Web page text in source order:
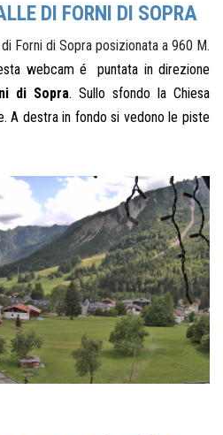
DI FORNI DI SOPRA
Forni di Sopra posizionata a 960 M.
webcam é puntata in direzione
di Sopra. Sullo sfondo la Chiesa
A destra in fondo si vedono le piste